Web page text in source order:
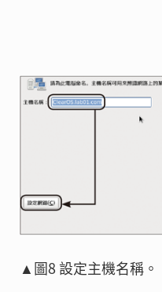
▲圖8 設定主機名稱。